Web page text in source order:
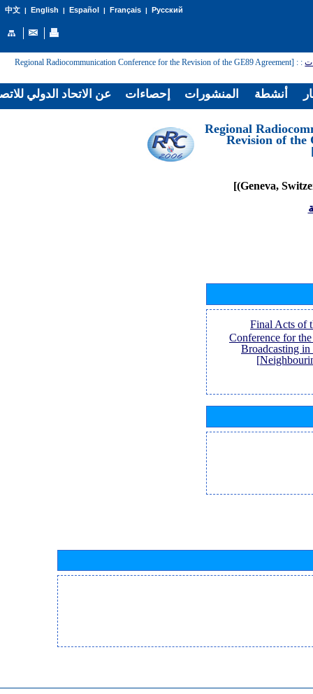
中文| English | Español | Français| Русский
:
: [Regional Radiocommunication Conference for the Revision of the GE89 Agreement
[Regional
Revision of the
[Final Acts of
Conference for
Broadcasting
عن الاتحاد الدولي إحصاءات المنشورات أنشطة